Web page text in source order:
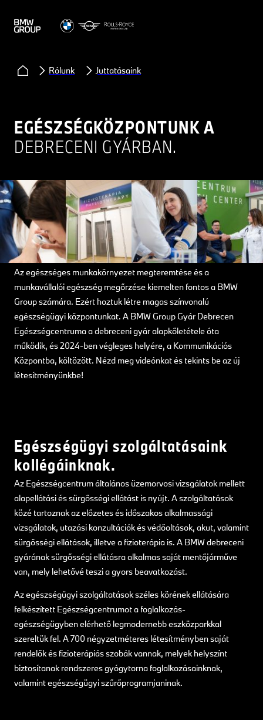
Rólunk Juttatásaink
EGÉSZSÉGKÖZPONTUNK A
DEBRECENI GYÁRBAN.
Az egészséges munkakörnyezet megteremtése és a
munkavállalói egészség megőrzése kiemelten fontos a BMW
Group számára. Ezért hoztuk létre magas színvonalú
egészségügyi központunkat. A BMW Group Gyár Debrecen
Egészségcentruma a debreceni gyár alapkőletétele óta
működik, és 2024-ben végleges helyére, a Kommunikációs
Központba, költözött. Nézd meg videónkat és tekints be az új
létesítményünkbe!
Egészségügyi szolgáltatásaink
kollégáinknak.
Az Egészségcentrum általános üzemorvosi vizsgálatok mellett
alapellátási és sürgősségi ellátást is nyújt. A szolgáltatások
közé tartoznak az előzetes és időszakos alkalmassági
vizsgálatok, utazási konzultációk és védőoltások, akut, valamint
sürgősségi ellátások, illetve a fizioterápia is. A BMW debreceni
gyárának sürgősségi ellátásra alkalmas saját mentőjárműve
van, mely lehetővé teszi a gyors beavatkozást.
Az egészségügyi szolgáltatások széles körének ellátására
felkészített Egészségcentrumot a foglalkozás-
egészségügyben elérhető legmodernebb eszközparkkal
szereltük fel. A 700 négyzetméteres létesítményben saját
rendelők és fizioterápiás szobák vannak, melyek helyszínt
biztosítanak rendszeres gyógytorna foglalkozásainknak,
valamint egészségügyi szűrőprogramjaninak.